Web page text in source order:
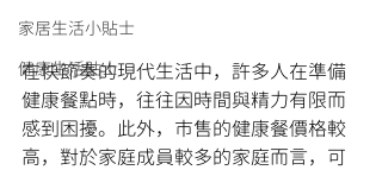
家居生活小貼士
健康生活貼士
在快節奏的現代生活中，許多人在準備
健康餐點時，往往因時間與精力有限而
感到困擾。此外，市售的健康餐價格較
高，對於家庭成員較多的家庭而言，可